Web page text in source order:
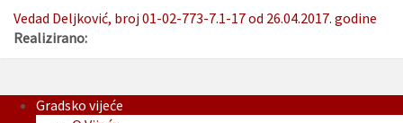
Vedad Deljković, broj 01-02-773-7.1-17 od 26.04.2017. godine
Realizirano:
Gradsko vijeće